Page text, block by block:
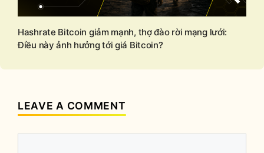
Hashrate Bitcoin giảm mạnh, thợ đào rời mạng lưới:
Điều này ảnh hưởng tới giá Bitcoin?
LEAVE A COMMENT